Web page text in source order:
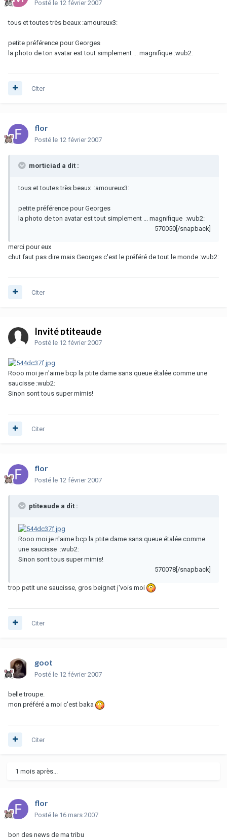
Posté le 12 février 2007
tous et toutes très beaux :amoureux3:
petite préférence pour Georges
la photo de ton avatar est tout simplement ... magnifique :wub2:
Citer
flor
Posté le 12 février 2007
morticiad a dit :
tous et toutes très beaux :amoureux3:
petite préférence pour Georges
la photo de ton avatar est tout simplement ... magnifique :wub2:
570050[/snapback]
merci pour eux
chut faut pas dire mais Georges c'est le préféré de tout le monde :wub2:
Citer
Invité ptiteaude
Posté le 12 février 2007
Rooo moi je n'aime bcp la ptite dame sans queue étalée comme une
saucisse :wub2:
Sinon sont tous super mimis!
Citer
flor
Posté le 12 février 2007
ptiteaude a dit :
Rooo moi je n'aime bcp la ptite dame sans queue étalée comme
une saucisse :wub2:
Sinon sont tous super mimis!
570078[/snapback]
trop petit une saucisse, gros beignet j'vois moi
Citer
goot
Posté le 12 février 2007
belle troupe.
mon préféré a moi c'est baka
Citer
1 mois après...
flor
Posté le 16 mars 2007
bon des news de ma tribu